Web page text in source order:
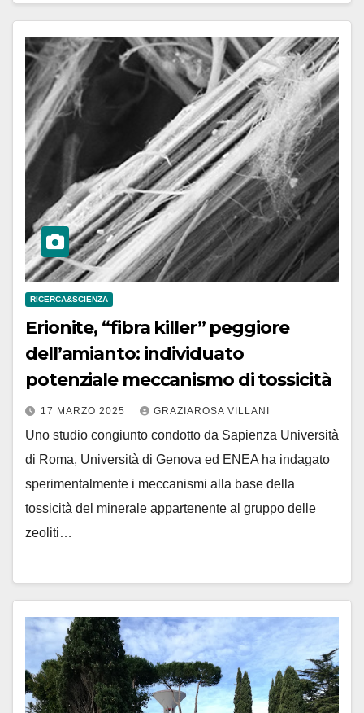
RICERCA&SCIENZA
Erionite, “fibra killer” peggiore
dell’amianto: individuato
potenziale meccanismo di tossicità
17 MARZO 2025 GRAZIAROSA VILLANI
Uno studio congiunto condotto da Sapienza Università
di Roma, Università di Genova ed ENEA ha indagato
sperimentalmente i meccanismi alla base della
tossicità del minerale appartenente al gruppo delle
zeoliti…